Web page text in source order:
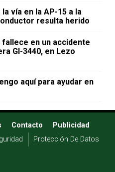
vía en la AP-15 a la
resulta herido
fallece en un accidente
GI-3440, en Lezo
aquí para ayudar en
Contacto
Publicidad
Protección De Datos